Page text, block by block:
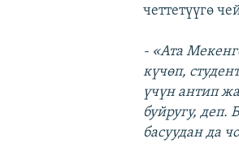
четтетүүгө
- «Ата
күчөп,
үчүн антип
буйругу,
басуудан да